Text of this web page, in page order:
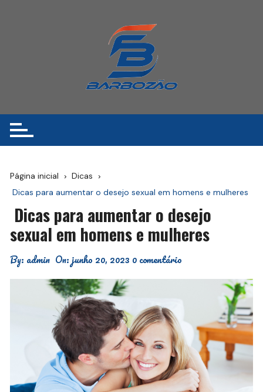
Página inicial
Dicas
Dicas para aumentar o desejo sexual em homens e mulheres
Dicas para aumentar o desejo
sexual em homens e mulheres
By: admin On:junho 20, 2023 0 comentário